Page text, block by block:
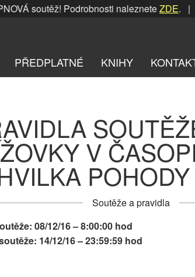
Podrobnosti nalezneteZDE. |
PŘEDPLATNÉ KNIHY
V
Soutěže a pravidla
08/12/16 – 8:00:00 hod
14/12/16 – 23:59:59 hod